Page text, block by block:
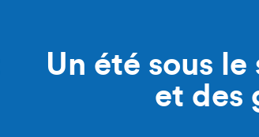
Un été sous
et des